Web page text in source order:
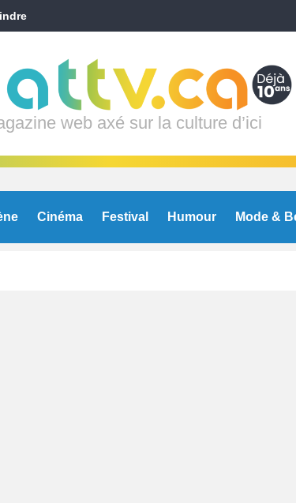
web axé sur la culture d’ici
Cinéma Festival Humour Mode &